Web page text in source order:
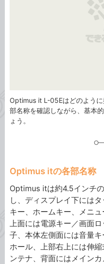
Optimus it L-05Eはどのよう
部名称を確認しながら、基本
ょう。
Optimus itの各部名称
Optimus itは約4.5インチ
し、ディスプレイ下には
キー、ホームキー、メニュ
上面には電源キー／画面
子、本体左側面には音量
ホール、上部右上には伸
ンテナ、背面にはメイン